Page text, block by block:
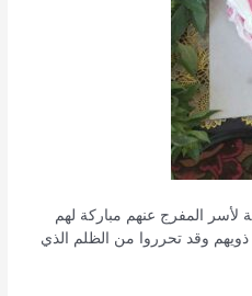
لأسر المفرج عنهم مباركة لهم
ذويهم وقد تحرروا من الظلم الذي